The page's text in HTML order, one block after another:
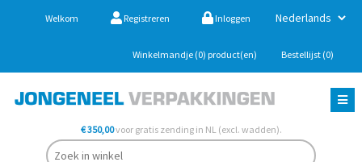
Welkom Registreren Inloggen
Winkelmandje (0) product(en) Bestellijst (0)
€ 350,00voor gratis zending in NL (excl. wadden).